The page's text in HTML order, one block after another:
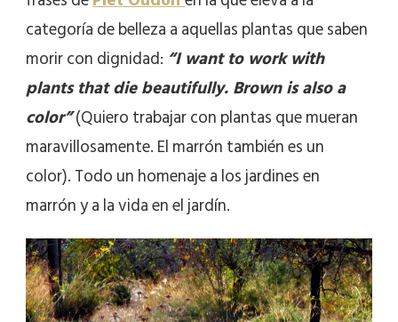
categoría de belleza a aquellas plantas que saben
morir con dignidad: “I want to work with
plants that die beautifully. Brown is also a
color”(Quiero trabajar con plantas que mueran
maravillosamente. El marrón también es un
color).Todo un homenaje a los jardines en
marrón y a la vida en el jardín.